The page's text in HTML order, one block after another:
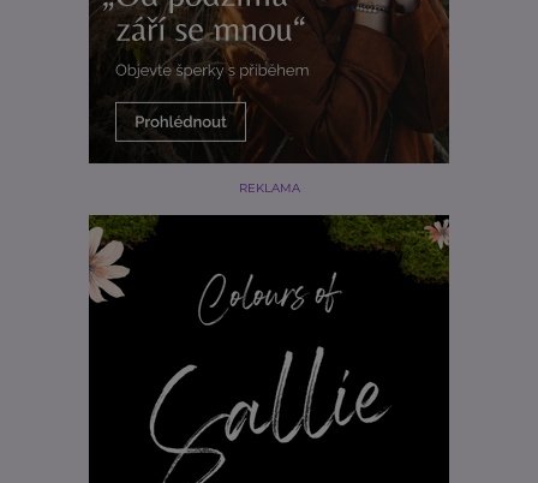
REKLAMA